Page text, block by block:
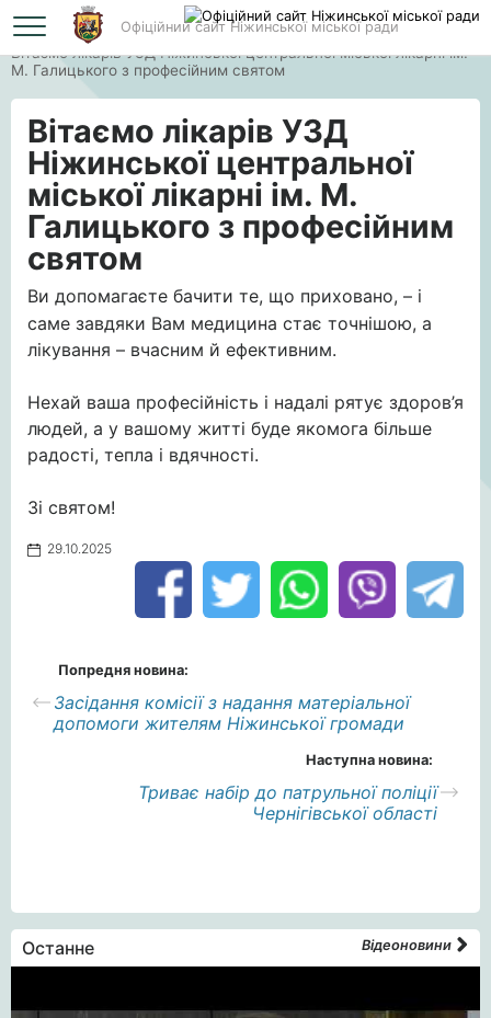
Офіційний сайт Ніжинської міської ради
Головна
Вітаємо лікарів УЗД Ніжинської центральної міської лікарні ім.
М. Галицького з професійним святом
Вітаємо лікарів УЗД
Ніжинської центральної
міської лікарні ім. М.
Галицького з професійним
святом
Ви допомагаєте бачити те, що приховано, – і
саме завдяки Вам медицина стає точнішою, а
лікування – вчасним й ефективним.
Нехай ваша професійність і надалі рятує здоров’я
людей, а у вашому житті буде якомога більше
радості, тепла і вдячності.
Зі святом!
29.10.2025
Попредня новина:
Засідання комісії з надання матеріальної
допомоги жителям Ніжинської громади
Наступна новина:
Триває набір до патрульної поліції
Чернігівської області
Останне Відеоновини